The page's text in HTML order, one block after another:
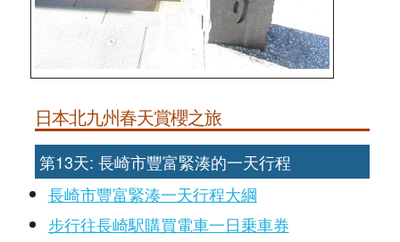
日本北九州春天賞櫻之旅
第13天: 長崎市豐富緊湊的一天行程
長崎市豐富緊湊一天行程大綱
步行往長崎駅購買電車一日乗車券